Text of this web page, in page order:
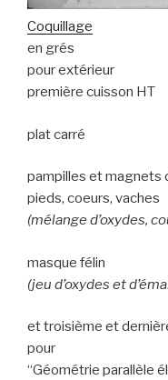
Coquillage
en grés
pour extérieur
première cuisson HT
plat carré
pampilles et magnets
pieds, coeurs, vaches
(mélange d’oxydes,
masque félin
(jeu d’oxydes et
et troisième et
pour
“Géométrie parallèle